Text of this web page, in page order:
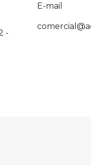
-
E-mail